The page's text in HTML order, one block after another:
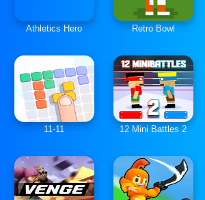
Athletics Hero Retro Bowl
11-11 12 Mini Battles 2